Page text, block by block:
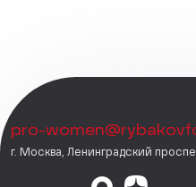
pro-
г. Москва, Ленинградский